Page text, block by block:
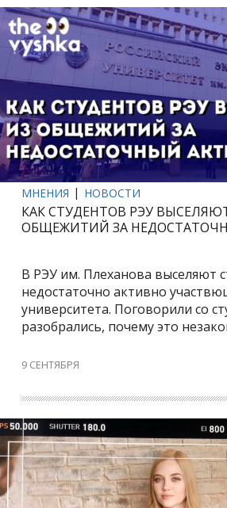
МНЕНИЯ НОВОСТИ
КАК СТУДЕНТОВ РЭУ
ОБЩЕЖИТИЙ ЗА
В РЭУ им. Плеханова выселяют
недостаточно активно
университета. Поговорили со
разобрались, почему это
9 СЕНТЯБРЯ